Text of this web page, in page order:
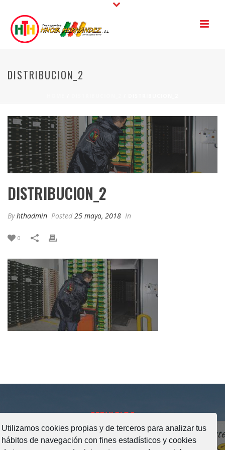
Utilizamos cookies propias y de terceros para analizar tus
hábitos de navegación con fines estadísticos y cookies
DISTRIBUCION_2
DISTRIBUCION_2
Byhthadmin Posted 25 mayo, 2018 In
0
SERVICIOS